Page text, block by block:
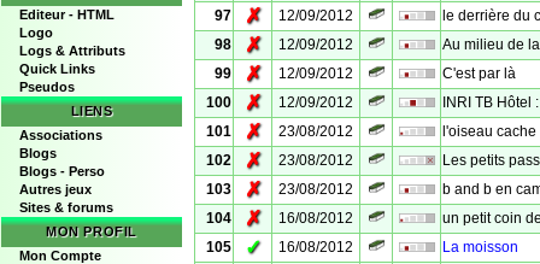
Editeur - HTML
Logo
Logs & Attributs
Quick Links
Pseudos
LIENS
Associations
Blogs
Blogs - Perso
Autres jeux
Sites & forums
MON PROFIL
Mon Compte
97
✗ 12/09/2012
le derrière du
98
✗ 12/09/2012
Au milieu de
99
✗ 12/09/2012
C'est par là
100
✗ 12/09/2012
INRI TB Hôtel
101
✗ 23/08/2012
l'oiseau cache
102
✗ 23/08/2012
Les petits
103
✗ 23/08/2012
b and b en
104
✗ 16/08/2012
un petit coin
105
✓ 16/08/2012
La moisson